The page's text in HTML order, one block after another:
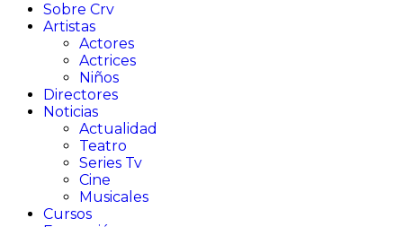
Sobre Crv
Artistas
Actores
Actrices
Niños
Directores
Noticias
Actualidad
Teatro​
Series Tv​
Cine​
Musicales​
Cursos